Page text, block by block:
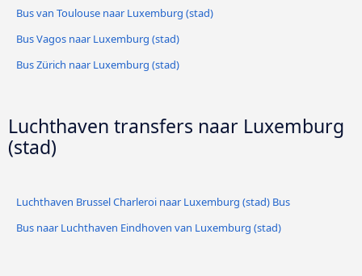
Bus van Toulouse naar Luxemburg (stad)
Bus Vagos naar Luxemburg (stad)
Bus Zürich naar Luxemburg (stad)
Luchthaven transfers naar Luxemburg
(stad)
Luchthaven Brussel Charleroi naar Luxemburg (stad) Bus
Bus naar Luchthaven Eindhoven van Luxemburg (stad)